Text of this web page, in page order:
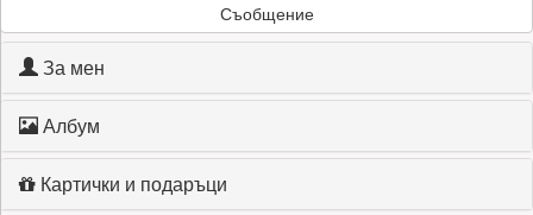
Съобщение
За мен
Албум
Картички и подаръци